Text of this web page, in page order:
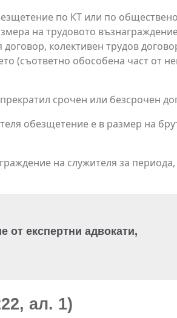
по КТ или по
на трудовото
колективен трудов
(съответно обособена част от
срочен или безсрочен
обезщетение е в размер на
на служителя за периода,
от експертни адвокати,
ал. 1)